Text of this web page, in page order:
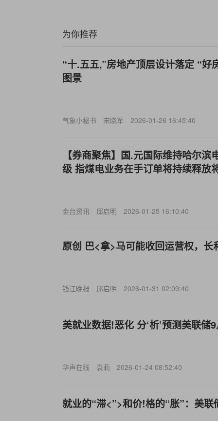
为你推荐
“十.五五,”房地产顶层设计落定 “好
图景
气象小秘书 宋晓军 2026-01-26 16:45:40
【券商聚焦】国.元国际维持哈尔滨
级 指煤电业务在手订单将持续释放
金台资讯 邱启明 2026-01-25 16:10:40
原创 巴<拿>马可能收回运营权，长
钱江晚报 邱启明 2026-01-31 02:09:40
美就业数据!恶化 分‘析’预测美联储
华声在线 袁莉 2026-01-24 08:52:40
就业的“滞<”>和价!格的“胀”：美联